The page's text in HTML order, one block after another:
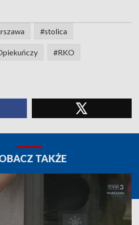
#stolica
#RKO
TAKŻE